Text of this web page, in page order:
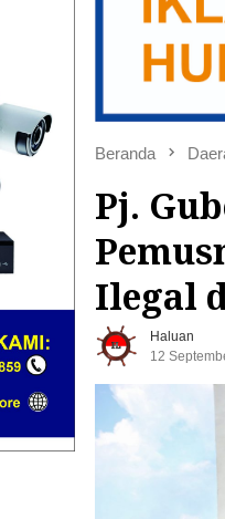
Beranda
Pj.
Ilegal
Haluan
12